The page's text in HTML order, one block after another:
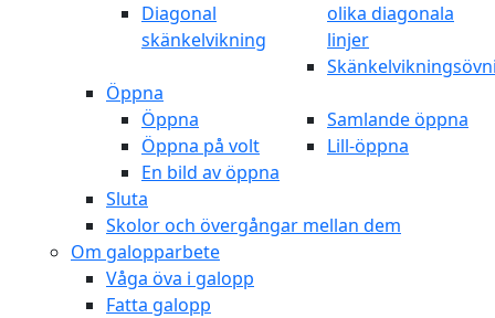
Diagonal
skänkelvikning
olika diagonala
linjer
Öppna
Öppna
Öppna på volt
En bild av öppna
Samlande öppna
Lill-öppna
Sluta
Skolor och övergångar mellan dem
Om galopparbete
Våga öva i galopp
Fatta galopp